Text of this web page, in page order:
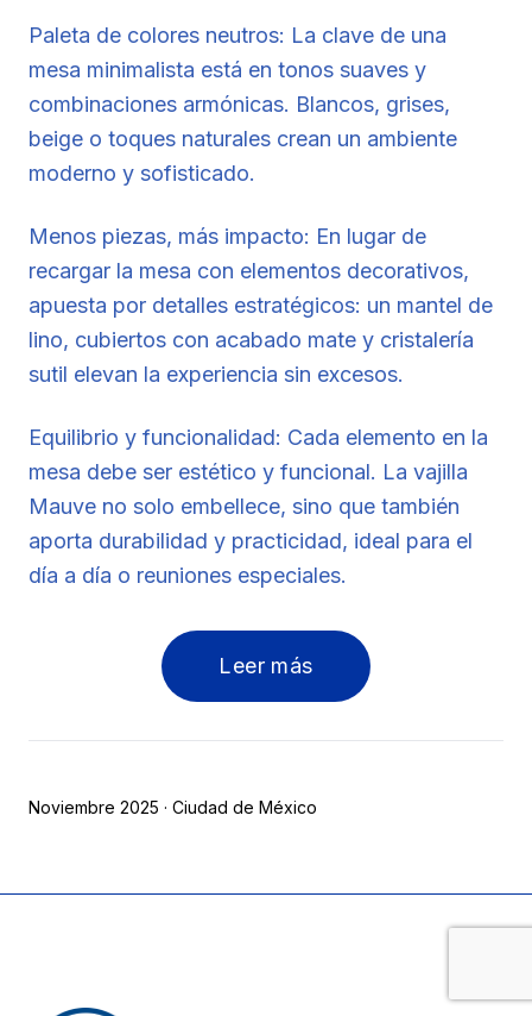
Paleta de colores neutros: La clave de una
mesa minimalista está en tonos suaves y
combinaciones armónicas. Blancos, grises,
beige o toques naturales crean un ambiente
moderno y sofisticado.
Menos piezas, más impacto: En lugar de
recargar la mesa con elementos decorativos,
apuesta por detalles estratégicos: un mantel de
lino, cubiertos con acabado mate y cristalería
sutil elevan la experiencia sin excesos.
Equilibrio y funcionalidad: Cada elemento en la
mesa debe ser estético y funcional. La vajilla
Mauve no solo embellece, sino que también
aporta durabilidad y practicidad, ideal para el
día a día o reuniones especiales.
Leer más
Noviembre 2025 · Ciudad de México